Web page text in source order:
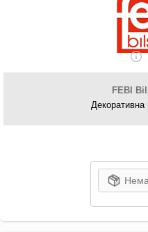
FEBI
Декоративна